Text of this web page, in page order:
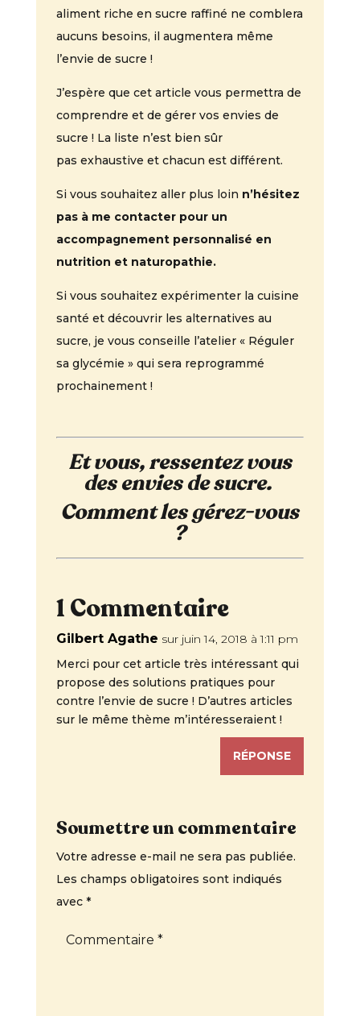
aliment riche en sucre raffiné ne comblera
aucuns besoins, il augmentera même
l’envie de sucre !
J’espère que cet article vous permettra de
comprendre et de gérer vos envies de
sucre ! La liste n’est bien sûr
pas exhaustive et chacun est différent.
Si vous souhaitez aller plus loin n’hésitez
pas à me contacter pour un
accompagnement personnalisé en
nutrition et naturopathie.
Si vous souhaitez expérimenter la cuisine
santé et découvrir les alternatives au
sucre, je vous conseille l’atelier « Réguler
sa glycémie » qui sera reprogrammé
prochainement !
Et vous, ressentez vous
des envies de sucre.
Comment les gérez-vous
?
1 Commentaire
Gilbert Agathe sur juin 14, 2018 à 1:11 pm
Merci pour cet article très intéressant qui
propose des solutions pratiques pour
contre l’envie de sucre ! D’autres articles
sur le même thème m’intéresseraient !
RÉPONSE
Soumettre un commentaire
Votre adresse e-mail ne sera pas publiée.
Les champs obligatoires sont indiqués
avec *